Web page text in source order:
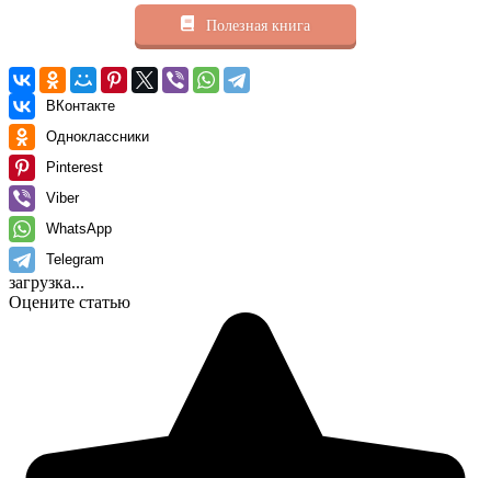
Полезная книга
ВКонтакте
Одноклассники
Pinterest
Viber
WhatsApp
Telegram
загрузка...
Оцените статью